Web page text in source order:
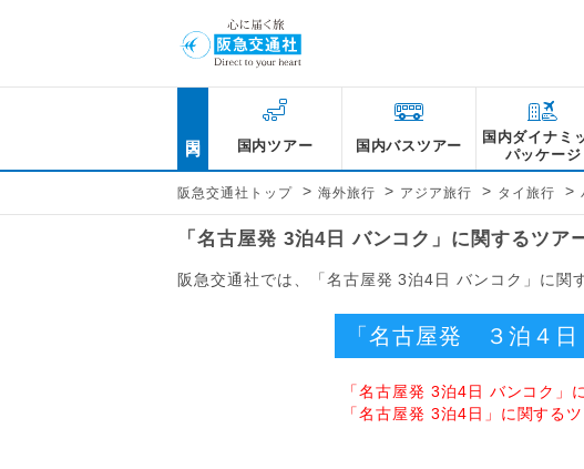
国内ツアー 国内バスツアー
国内ダイナミ
パッケージ
阪急交通社トップ > 海外旅行 > アジア旅行 > タイ旅行 >
「名古屋発 3泊4日 バンコク」に関するツア
阪急交通社では、「名古屋発 3泊4日 バンコク」に関
「名古屋発 ３泊４
「名古屋発 3泊4日 バンコク」
「名古屋発 3泊4日」に関する